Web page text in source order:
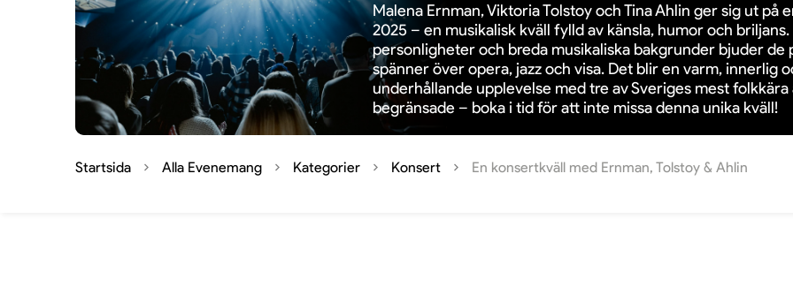
Malena Ernman, Viktoria Tolstoy och Tina Ahlin ger sig ut på
2025 – en musikalisk kväll fylld av känsla, humor och
personligheter och breda musikaliska bakgrunder bjuder de
spänner över opera, jazz och visa. Det blir en varm, innerlig
underhållande upplevelse med tre av Sveriges mest
begränsade – boka i tid för att inte missa denna unika kväll!
Startsida Alla Evenemang Kategorier Konsert En konsertkväll med Ernman, Tolstoy & Ahlin